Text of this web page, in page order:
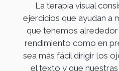
La terapia visual
ejercicios que ayudan a
que tenemos
rendimiento como en
sea más fácil dirigir los
el texto y que